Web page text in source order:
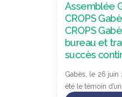
Assemblée
CROPS
CROPS
bureau et
succès
Gabès, le 26 juin
été le témoin d’un